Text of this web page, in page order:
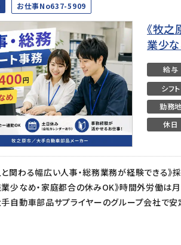
お仕事No637-5909
《牧
業少
給与
シフト
勤務地
休日